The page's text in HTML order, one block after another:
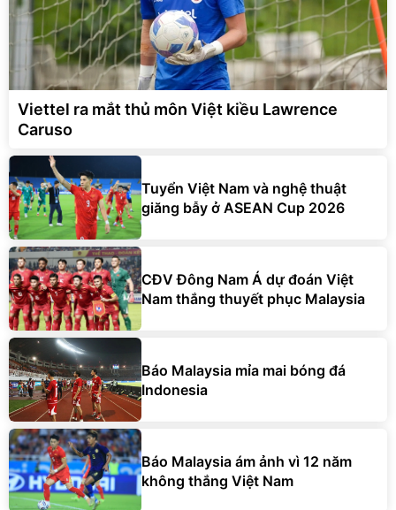
Viettel ra mắt thủ môn Việt kiều Lawrence
Caruso
Tuyển Việt Nam và nghệ thuật
giăng bẫy ở ASEAN Cup 2026
CĐV Đông Nam Á dự đoán Việt
Nam thắng thuyết phục Malaysia
Báo Malaysia mỉa mai bóng đá
Indonesia
Báo Malaysia ám ảnh vì 12 năm
không thắng Việt Nam